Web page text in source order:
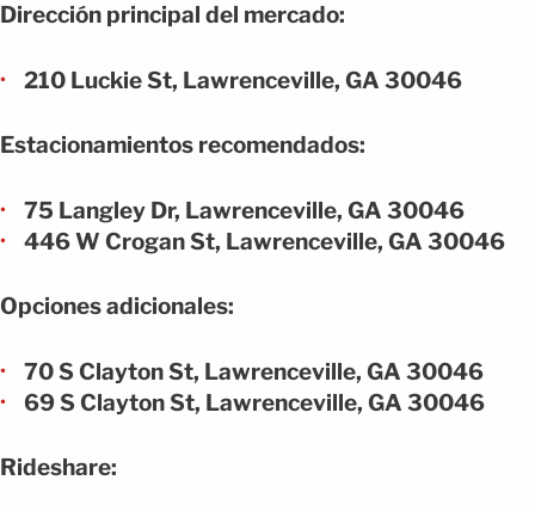
Dirección principal del mercado:
210 Luckie St, Lawrenceville, GA 30046
Estacionamientos recomendados:
75 Langley Dr, Lawrenceville, GA 30046
446 W Crogan St, Lawrenceville, GA 30046
Opciones adicionales:
70 S Clayton St, Lawrenceville, GA 30046
69 S Clayton St, Lawrenceville, GA 30046
Rideshare: